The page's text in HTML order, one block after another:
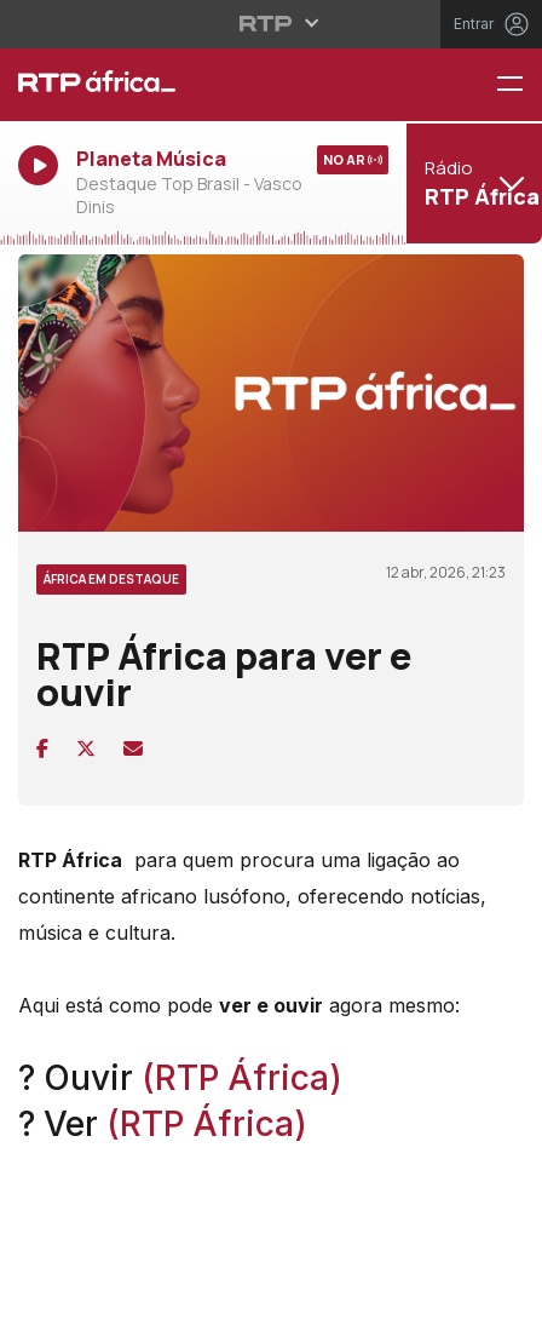
Entrar
Planeta Música
Destaque Top Brasil - Vasco
Dinis
NO AR Rádio
RTP África
ÁFRICA EM DESTAQUE 12 abr, 2026, 21:23
RTP África para ver e
ouvir
RTP África para quem procura uma ligação ao
continente africano lusófono, oferecendo notícias,
música e cultura.
Aqui está como pode ver e ouvir agora mesmo:
? Ouvir (RTP África)
? Ver (RTP África)